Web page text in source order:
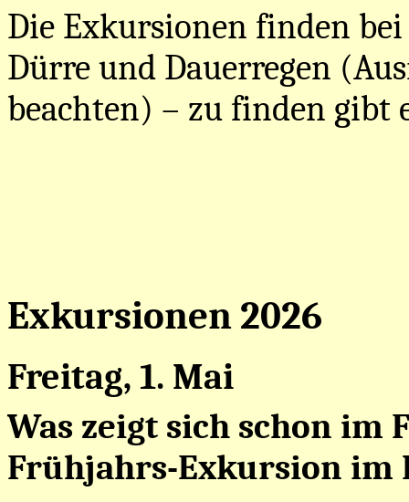
Die Exkursionen finden
Dürre und Dauerregen
beachten) – zu finden gibt
Exkursionen 2026
Freitag, 1. Mai
Was zeigt sich schon im
Frühjahrs-Exkursion im